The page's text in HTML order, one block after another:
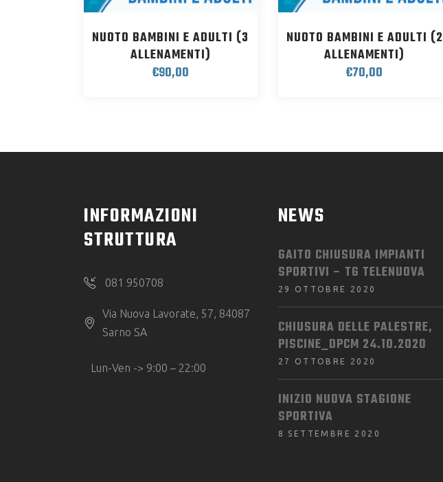
NUOTO BAMBINI E ADULTI (3
ALLENAMENTI)
€90,00
NUOTO BAMBINI E ADULTI (2
ALLENAMENTI)
€70,00
INFORMAZIONI
STRUTTURA
081 950708
Via Nuova Lavorate, 57, 84087
Sarno SA
Lun-Ven -> 9:00 – 22:00
NEWS
GAITO CHIUSURA IMPIANTI
SPORTIVI – TG TELENUOVA
29 OTTOBRE 2020
CHIUSURA DELLE PALESTRE,
PISCINE_DPCM 24.10.2020
27 OTTOBRE 2020
INIZIO NUOVA STAGIONE
SPORTIVA
8 SETTEMBRE 2020